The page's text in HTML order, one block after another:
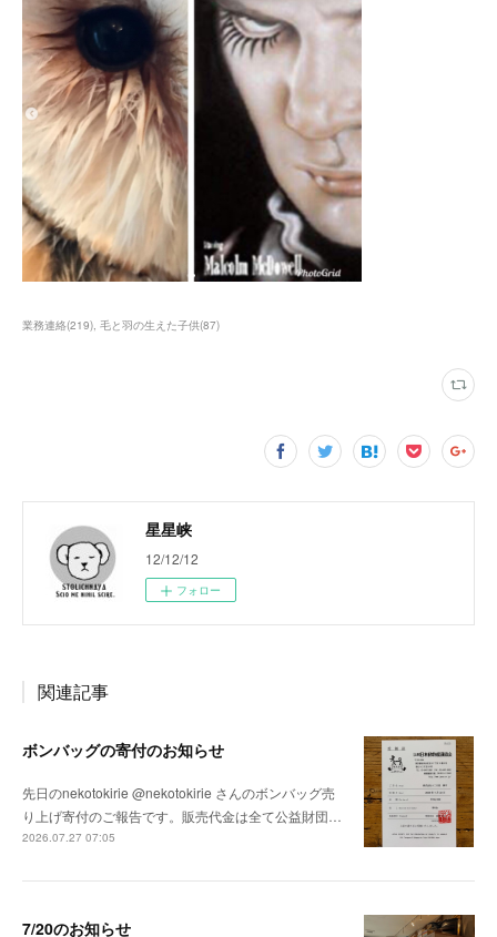
業務連絡(219) 毛と羽の生えた子供(87)
星星峡
12/12/12
フォロー
関連記事
ボンバッグの寄付のお知らせ
先日のnekotokirie @nekotokirie さんのボンバッグ売
り上げ寄付のご報告です。販売代金は全て公益財団…
2026.07.27 07:05
7/20のお知らせ